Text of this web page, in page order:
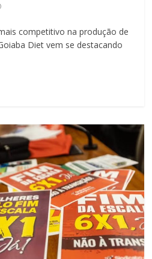
competitivo na produção de
Diet vem se destacando